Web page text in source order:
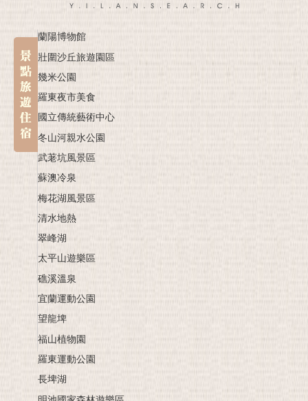
蘭陽博物館
壯圍沙丘旅遊園區
幾米公園
羅東夜市美食
國立傳統藝術中心
冬山河親水公園
武荖坑風景區
蘇澳冷泉
梅花湖風景區
清水地熱
翠峰湖
太平山遊樂區
礁溪溫泉
宜蘭運動公園
望龍埤
福山植物園
羅東運動公園
長埤湖